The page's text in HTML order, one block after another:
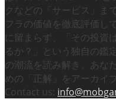
クなどの「サービス」ま
フラの価値を徹底評価し
に留まらず、「その投資
るか？」という独自の鑑
の潮流を読み解き、あな
めの「正解」をアーカイ
Contact us: